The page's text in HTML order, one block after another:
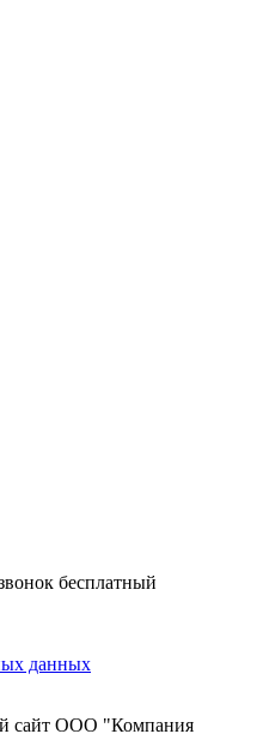
бесплатный
данных
сайт ООО "Компания